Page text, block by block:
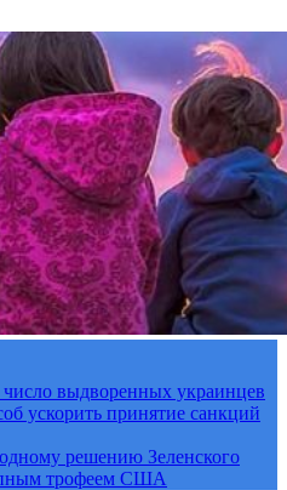
выдворенных украинцев
ускорить принятие санкций
решению Зеленского
трофеем США